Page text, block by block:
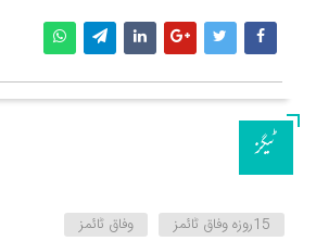
ٹیگز
15روزہ وفاق ٹائمز وفاق ٹائمز